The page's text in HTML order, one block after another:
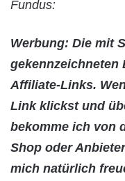
Fundus:
Werbung: Die mit
gekennzeichneten
Affiliate-Links.
Link klickst und
bekomme ich von
Shop oder
mich natürlich